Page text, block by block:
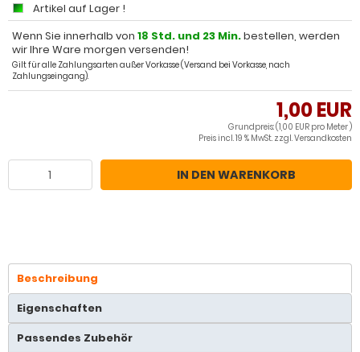
Artikel auf Lager !
Wenn Sie innerhalb von 18 Std. und 23 Min.bestellen, werden
wir Ihre Ware morgen versenden!
Gilt für alle Zahlungsarten außer Vorkasse (Versand bei Vorkasse, nach
Zahlungseingang).
1,00 EUR
Grundpreis: (1,00 EUR pro Meter )
Preis incl. 19 % MwSt. zzgl.Versandkosten
IN DEN WARENKORB
Beschreibung
Eigenschaften
Passendes Zubehör